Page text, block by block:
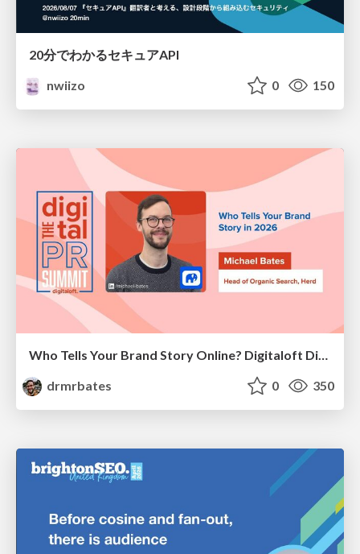
20分でわかるセキュアAPI
nwiizo
0 150
drmrbates
0 350